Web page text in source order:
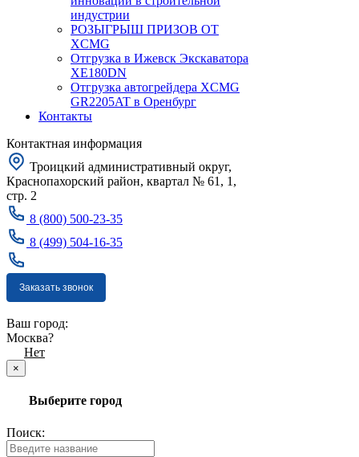
индустрии
РОЗЫГРЫШ ПРИЗОВ ОТ
XCMG
Отгрузка в Ижевск Экскаватора
XE180DN
Отгрузка автогрейдера XCMG
GR2205AT в Оренбург
Контакты
Контактная информация
Троицкий административный округ,
Краснопахорский район, квартал № 61, 1,
стр. 2
8 (800) 500-23-35
8 (499) 504-16-35
Заказать звонок
Ваш город:
Москва?
Нет
×
Выберите город
Поиск: